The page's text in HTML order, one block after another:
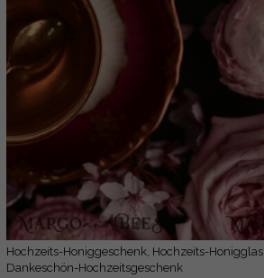
Hochzeits-Honiggeschenk, Hochzeits-Honigglas,
Dankeschön-Hochzeitsgeschenk